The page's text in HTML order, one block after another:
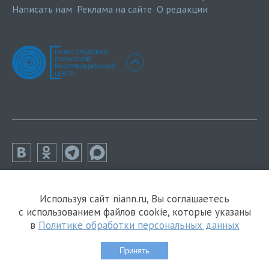
Написать нам Реклама на сайте О редакции
Используя сайт niann.ru, Вы соглашаетесь
с использованием файлов cookie, которые указаны
в Политике обработки персональных данных
Принять